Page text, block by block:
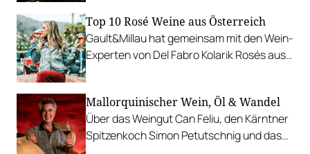
Top 10 Rosé Weine aus Österreich
Gault&Millau hat gemeinsam mit den Wein-
Experten von Del Fabro Kolarik Rosés aus
Mallorquinischer Wein, Öl & Wandel
Über das Weingut Can Feliu, den Kärntner
Spitzenkoch Simon Petutschnig und das